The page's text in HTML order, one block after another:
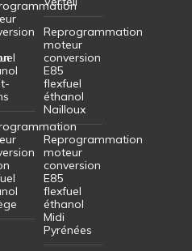
Reprogrammation
moteur
conversion
E85
flexfuel
éthanol
Nailloux
Reprogrammation
moteur
conversion
E85
flexfuel
éthanol
Midi
Pyrénées